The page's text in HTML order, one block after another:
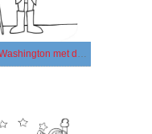
George Washington met de vlag van Amerika